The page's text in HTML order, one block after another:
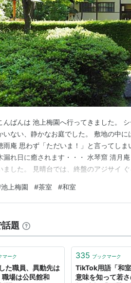
んばんは 池上梅園へ行ってきました。
いない、静かなお庭でした。 敷地の中に
雨庵 思わず「ただいま！」と言ってし
漏れ日に癒されます・・・ 水琴窟 清月
ました。 見晴台では、終盤のアジサイ
庭園をお散歩できて、とてもリフレッシ
夜♨ ただいま深夜1時過…
池上梅園 #茶室 #和室
題
マーク
た職員、異動先は
場は公民館和
335 ブックマーク
TikTok用語「和
意味を知って若